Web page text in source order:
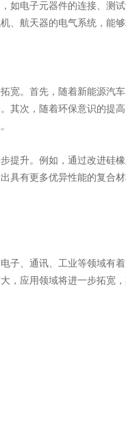
如电子元器件的连接、测
、航天器的电气系统，能
。首先，随着新能源汽
其次，随着环保意识的提
升。例如，通过改进硅
具有更多优异性能的复合
、通讯、工业等领域有
，应用领域将进一步拓宽